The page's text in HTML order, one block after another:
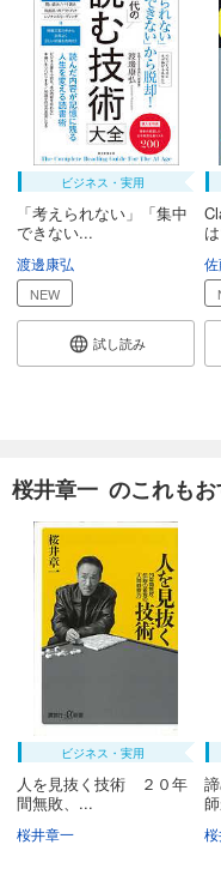
ビジネス・実用
「考えられない」「集中
できない...
渡邊康弘
NEW
試し読み
桜井章一 のこれも
ビジネス・実用
人を見抜く技術 ２０年
間無敗、...
桜井章一